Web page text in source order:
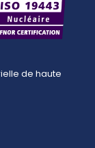
de haute